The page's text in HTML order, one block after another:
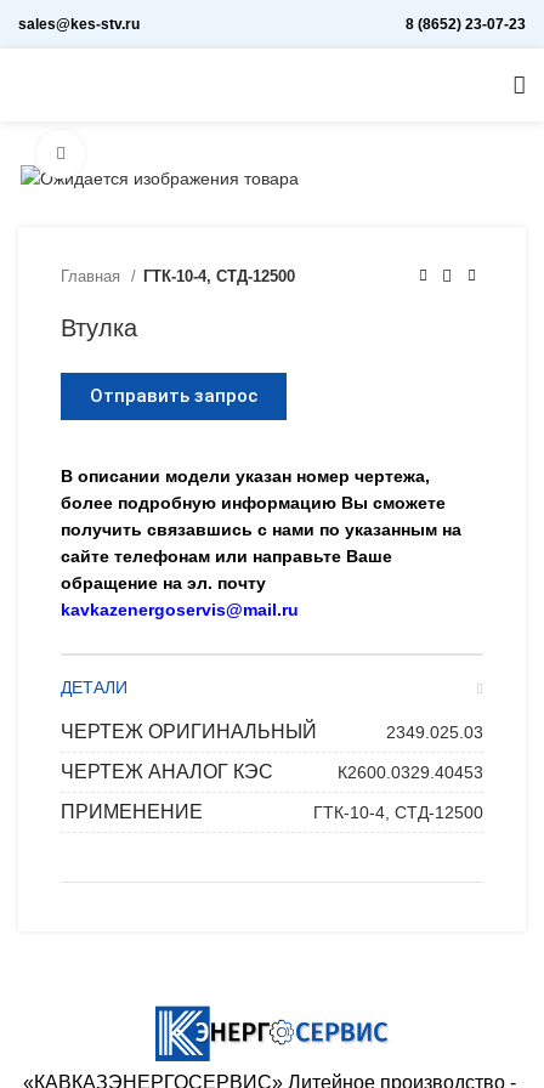
sales@kes-stv.ru 8 (8652) 23-07-23
Главная ГТК-10-4, СТД-12500
Втулка
Отправить запрос
В описании модели указан номер чертежа,
более подробную информацию Вы сможете
получить связавшись с нами по указанным на
сайте телефонам или направьте Ваше
обращение на эл. почту
kavkazenergoservis@mail.ru
ДЕТАЛИ
ЧЕРТЕЖ ОРИГИНАЛЬНЫЙ 2349.025.03
ЧЕРТЕЖ АНАЛОГ КЭС К2600.0329.40453
ПРИМЕНЕНИЕ ГТК-10-4, СТД-12500
«КАВКАЗЭНЕРГОСЕРВИС» ​Литейное производство - ​